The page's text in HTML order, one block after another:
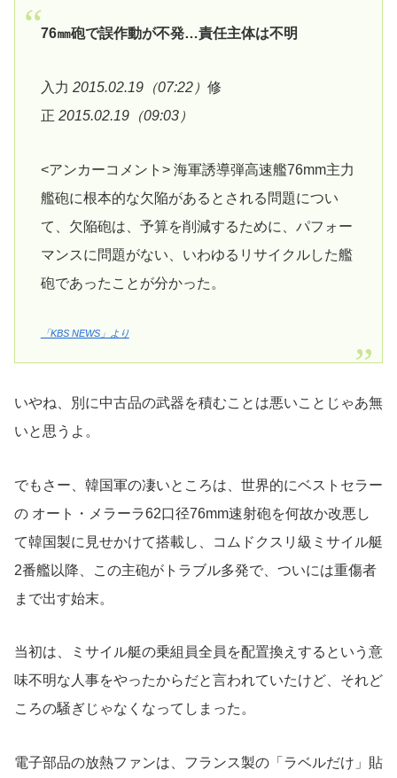
76㎜砲で誤作動が不発…責任主体は不明
入力 2015.02.19（07:22） 修
正 2015.02.19（09:03）
<アンカーコメント> 海軍誘導弾高速艦76mm主力
艦砲に根本的な欠陥があるとされる問題につい
て、欠陥砲は、予算を削減するために、パフォー
マンスに問題がない、いわゆるリサイクルした艦
砲であったことが分かった。
「KBS NEWS」より
いやね、別に中古品の武器を積むことは悪いことじゃあ無
いと思うよ。
でもさー、韓国軍の凄いところは、世界的にベストセラー
の オート・メラーラ62口径76mm速射砲を何故か改悪し
て韓国製に見せかけて搭載し、コムドクスリ級ミサイル艇
2番艦以降、この主砲がトラブル多発で、ついには重傷者
まで出す始末。
当初は、ミサイル艇の乗組員全員を配置換えするという意
味不明な人事をやったからだと言われていたけど、それど
ころの騒ぎじゃなくなってしまった。
電子部品の放熱ファンは、フランス製の「ラベルだけ」貼